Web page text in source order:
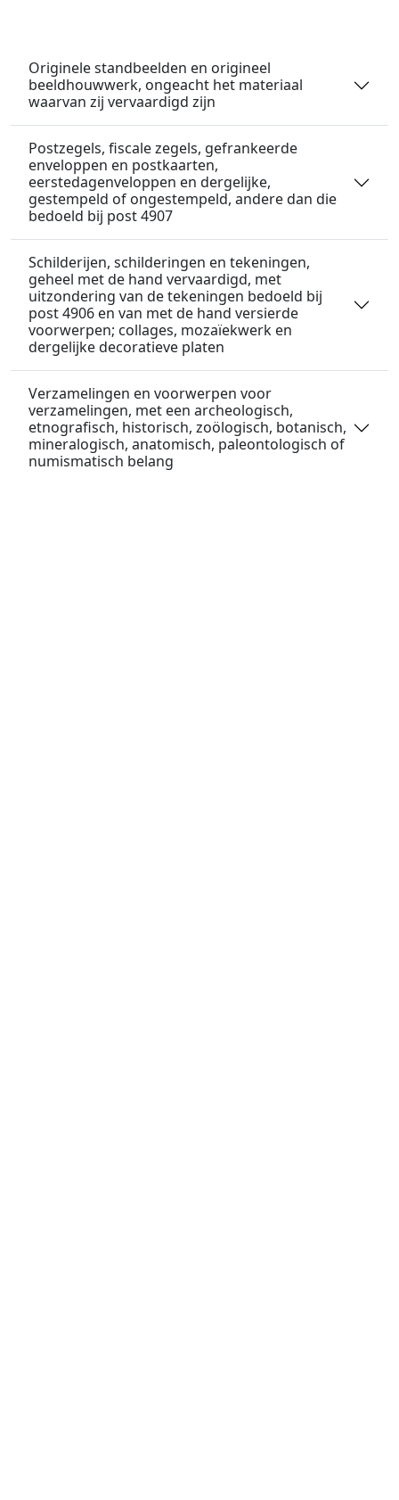
Originele standbeelden en origineel
beeldhouwwerk, ongeacht het materiaal
waarvan zij vervaardigd zijn
Postzegels, fiscale zegels, gefrankeerde
enveloppen en postkaarten,
eerstedagenveloppen en dergelijke,
gestempeld of ongestempeld, andere dan die
bedoeld bij post 4907
Schilderijen, schilderingen en tekeningen,
geheel met de hand vervaardigd, met
uitzondering van de tekeningen bedoeld bij
post 4906 en van met de hand versierde
voorwerpen; collages, mozaïekwerk en
dergelijke decoratieve platen
Verzamelingen en voorwerpen voor
verzamelingen, met een archeologisch,
etnografisch, historisch, zoölogisch, botanisch,
mineralogisch, anatomisch, paleontologisch of
numismatisch belang